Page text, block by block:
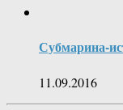
Субмарина-
11.09.2016